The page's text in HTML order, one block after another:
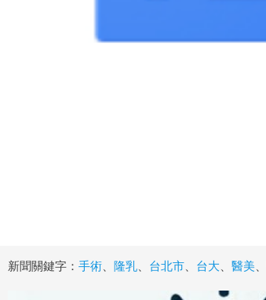
新聞關鍵字： 手術 隆乳 台北市 台大 醫美